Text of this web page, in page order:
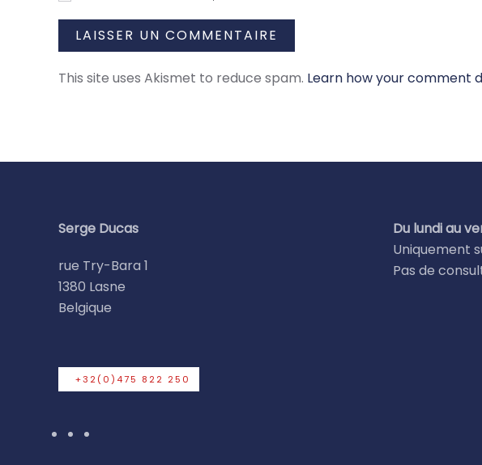
LAISSER UN COMMENTAIRE
This site uses Akismet to reduce spam. Learn how your comment
Serge Ducas
rue Try-Bara 1
1380 Lasne
Belgique
+32(0)475 822 250
Du lundi au
Uniquement
Pas de